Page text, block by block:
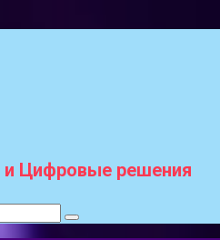
и Цифровые решения